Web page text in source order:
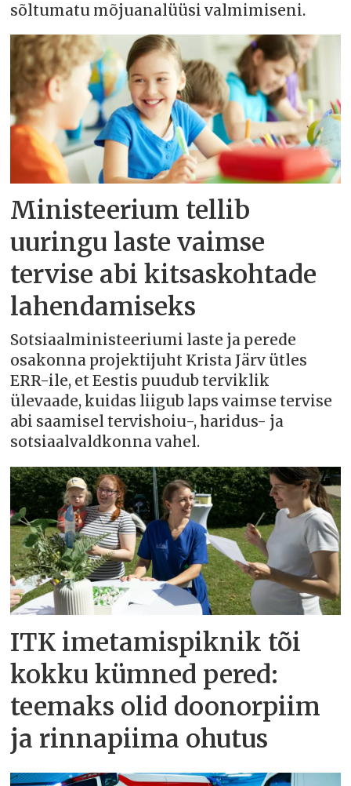
sõltumatu mõjuanalüüsi valmimiseni.
Ministeerium tellib
uuringu laste vaimse
tervise abi kitsaskohtade
lahendamiseks
Sotsiaalministeeriumi laste ja perede
osakonna projektijuht Krista Järv ütles
ERR-ile, et Eestis puudub terviklik
ülevaade, kuidas liigub laps vaimse tervise
abi saamisel tervishoiu-, haridus- ja
sotsiaalvaldkonna vahel.
ITK imetamispiknik tõi
kokku kümned pered:
teemaks olid doonorpiim
ja rinnapiima ohutus